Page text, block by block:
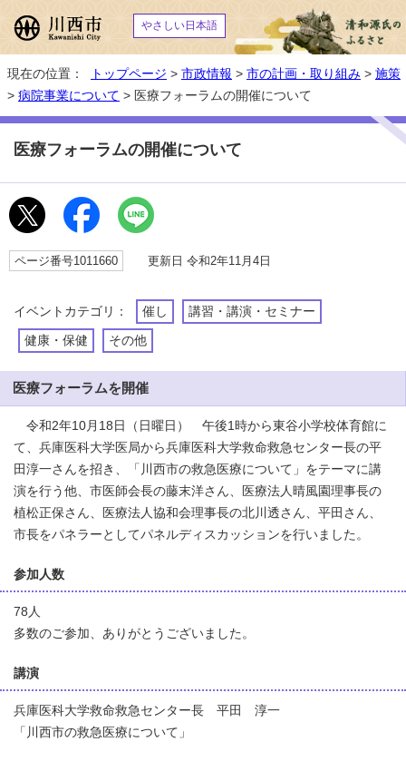
やさしい日本語
現在の位置： トップページ > 市政情報 > 市の計画・取り組み > 施策
> 病院事業について > 医療フォーラムの開催について
医療フォーラムの開催について
ページ番号1011660 更新日 令和2年11月4日
イベントカテゴリ： 催し 講習・講演・セミナー
健康・保健 その他
医療フォーラムを開催
令和2年10月18日（日曜日） 午後1時から東谷小学校体育館に
て、兵庫医科大学医局から兵庫医科大学救命救急センター長の平
田淳一さんを招き、「川西市の救急医療について」をテーマに講
演を行う他、市医師会長の藤末洋さん、医療法人晴風園理事長の
植松正保さん、医療法人協和会理事長の北川透さん、平田さん、
市長をパネラーとしてパネルディスカッションを行いました。
参加人数
78人
多数のご参加、ありがとうございました。
講演
兵庫医科大学救命救急センター長 平田 淳一
「川西市の救急医療について」